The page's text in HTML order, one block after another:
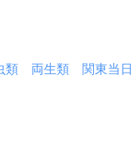
類 両生類 関東当日